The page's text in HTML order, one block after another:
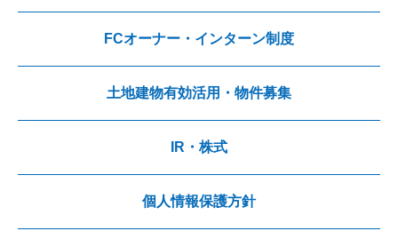
FCオーナー・インターン制度
土地建物有効活用・物件募集
IR・株式
個人情報保護方針